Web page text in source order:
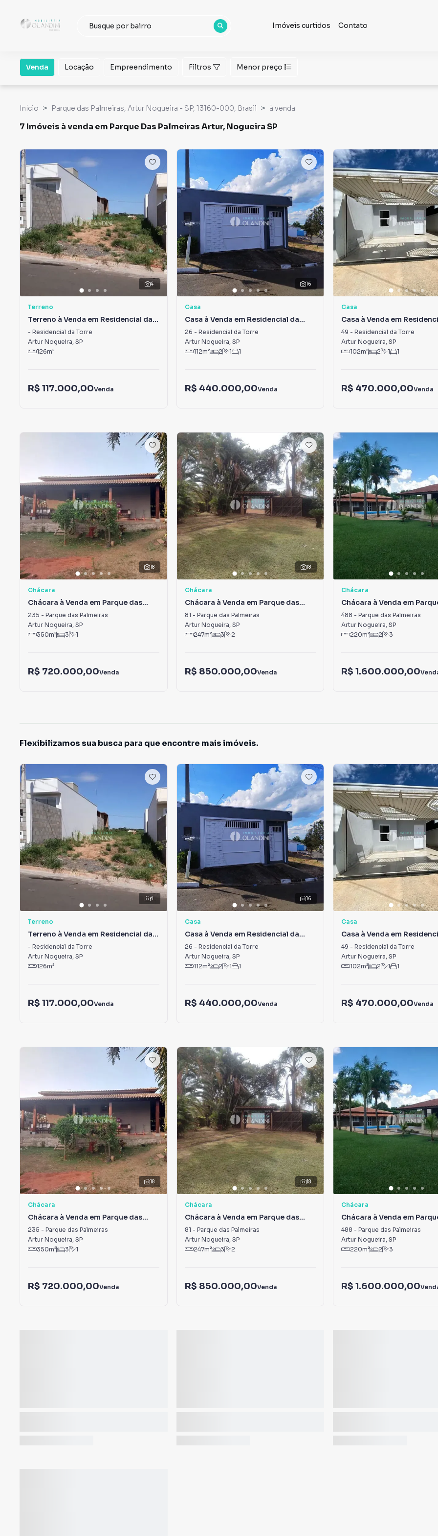
Imóveis curtidos Contato
Venda Locação Empreendimento Filtros Menor preço
Início Parque das Palmeiras, Artur Nogueira - SP, 13160-000, Brasil à venda
7 Imóveis à venda em Parque Das Palmeiras Artur, Nogueira SP
4
Terreno
Terreno à Venda em Residencial da
Torre
- Residencial da Torre
Artur Nogueira, SP
126m²
R$ 117.000,00Venda
16
Casa
Casa à Venda em Residencial da
Torre
26 - Residencial da Torre
Artur Nogueira, SP
112m² 2 1 1
R$ 440.000,00Venda
Casa
Casa à Venda em
Torre
49 - Residencial da Torre
Artur Nogueira, SP
102m² 2 1 1
R$ 470.000,00Venda
18
Chácara
Chácara à Venda em Parque das
Palmeiras
235 - Parque das Palmeiras
Artur Nogueira, SP
350m² 3 1
R$ 720.000,00Venda
18
Chácara
Chácara à Venda em Parque das
Palmeiras
81 - Parque das Palmeiras
Artur Nogueira, SP
247m² 3 2
R$ 850.000,00Venda
Chácara
Chácara à Venda em
Palmeiras
488 - Parque das Palmeiras
Artur Nogueira, SP
220m² 2 3
R$ 1.600.000,00
Flexibilizamos sua busca para que encontre mais imóveis.
4
Terreno
Terreno à Venda em Residencial da
Torre
- Residencial da Torre
Artur Nogueira, SP
126m²
R$ 117.000,00Venda
16
Casa
Casa à Venda em Residencial da
Torre
26 - Residencial da Torre
Artur Nogueira, SP
112m² 2 1 1
R$ 440.000,00Venda
Casa
Casa à Venda em
Torre
49 - Residencial da Torre
Artur Nogueira, SP
102m² 2 1 1
R$ 470.000,00Venda
18
Chácara
Chácara à Venda em Parque das
Palmeiras
235 - Parque das Palmeiras
Artur Nogueira, SP
350m² 3 1
R$ 720.000,00Venda
18
Chácara
Chácara à Venda em Parque das
Palmeiras
81 - Parque das Palmeiras
Artur Nogueira, SP
247m² 3 2
R$ 850.000,00Venda
Chácara
Chácara à Venda em
Palmeiras
488 - Parque das Palmeiras
Artur Nogueira, SP
220m² 2 3
R$ 1.600.000,00